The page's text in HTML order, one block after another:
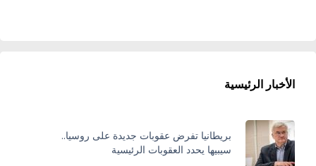
الأخبار الرئيسية
بريطانيا تفرض عقوبات جديدة على روسيا..
سيبيها يحدد العقوبات الرئيسية